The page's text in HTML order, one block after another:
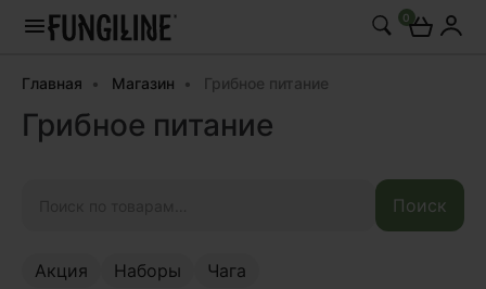
0
Главная Магазин Грибное питание
Грибное питание
Поиск
Акция Наборы Чага